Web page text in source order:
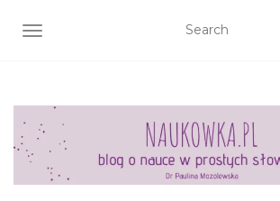
TOGGLE NAVIGATION